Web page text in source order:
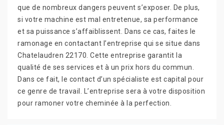
que de nombreux dangers peuvent s’exposer. De plus,
si votre machine est mal entretenue, sa performance
et sa puissance s’affaiblissent. Dans ce cas, faites le
ramonage en contactant l’entreprise qui se situe dans
Chatelaudren 22170. Cette entreprise garantit la
qualité de ses services et à un prix hors du commun.
Dans ce fait, le contact d’un spécialiste est capital pour
ce genre de travail. L’entreprise sera à votre disposition
pour ramoner votre cheminée à la perfection.